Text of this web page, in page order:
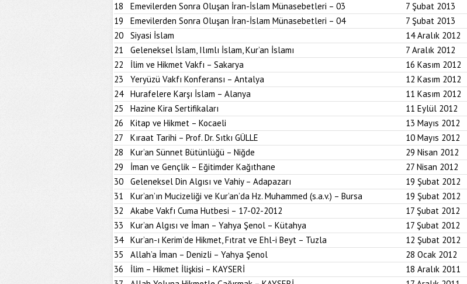
18
Emevilerden Sonra Oluşan İran-İslam Münasebetleri – 03 7 Şubat 2013
19
Emevilerden Sonra Oluşan İran-İslam Münasebetleri – 04 7 Şubat 2013
20
Siyasi İslam 14 Aralık 2012
21
Geleneksel İslam, Ilımlı İslam, Kur’an İslamı 7 Aralık 2012
22
İlim ve Hikmet Vakfı – Sakarya 16 Kasım 2012
23
Yeryüzü Vakfı Konferansı – Antalya 12 Kasım 2012
24
Hurafelere Karşı İslam – Alanya 11 Kasım 2012
25
Hazine Kira Sertifikaları 11 Eylül 2012
26
Kitap ve Hikmet – Kocaeli 13 Mayıs 2012
27
Kıraat Tarihi – Prof. Dr. Sıtkı GÜLLE 10 Mayıs 2012
28
Kur’an Sünnet Bütünlüğü – Niğde 29 Nisan 2012
29
İman ve Gençlik – Eğitimder Kağıthane 27 Nisan 2012
30
Geleneksel Din Algısı ve Vahiy – Adapazarı 19 Şubat 2012
31
Kur’an’ın Mucizeliği ve Kur’an’da Hz. Muhammed (s.a.v.) – Bursa 19 Şubat 2012
32
Akabe Vakfı Cuma Hutbesi – 17-02-2012 17 Şubat 2012
33
Kur’an Algısı ve İman – Yahya Şenol – Kütahya 17 Şubat 2012
34
Kur’an-ı Kerim’de Hikmet, Fıtrat ve Ehl-i Beyt – Tuzla 12 Şubat 2012
35
Allah’a İman – Denizli – Yahya Şenol 28 Ocak 2012
36
İlim – Hikmet İlişkisi – KAYSERİ 18 Aralık 2011